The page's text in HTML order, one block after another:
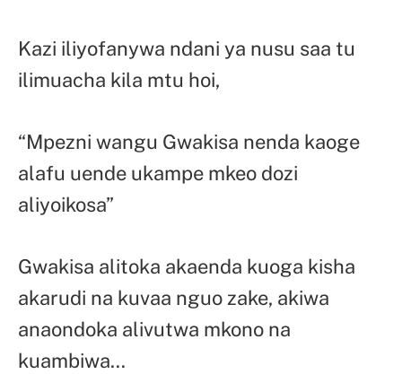
Kazi iliyofanywa ndani ya nusu saa tu
ilimuacha kila mtu hoi,
“Mpezni wangu Gwakisa nenda kaoge
alafu uende ukampe mkeo dozi
aliyoikosa”
Gwakisa alitoka akaenda kuoga kisha
akarudi na kuvaa nguo zake, akiwa
anaondoka alivutwa mkono na
kuambiwa…